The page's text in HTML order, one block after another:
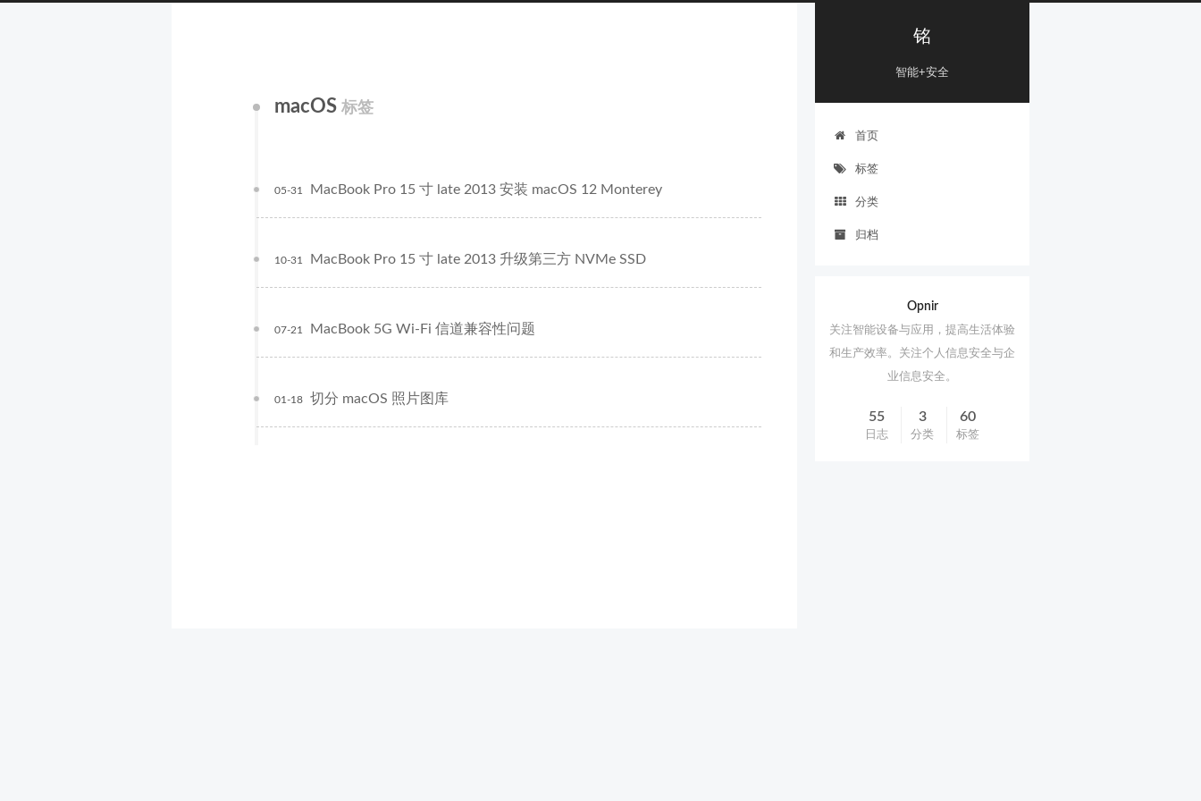
铭
智能+安全
首页
标签
分类
归档
macOS 标签
MacBook Pro 15 寸 late 2013 安装 macOS 12 Monterey
05-31
MacBook Pro 15 寸 late 2013 升级第三方 NVMe SSD
10-31
MacBook 5G Wi-Fi 信道兼容性问题
07-21
切分 macOS 照片图库
01-18
Opnir
关注智能设备与应用，提高生活体验
和生产效率。关注个人信息安全与企
业信息安全。
55
日志
3
分类
60
标签